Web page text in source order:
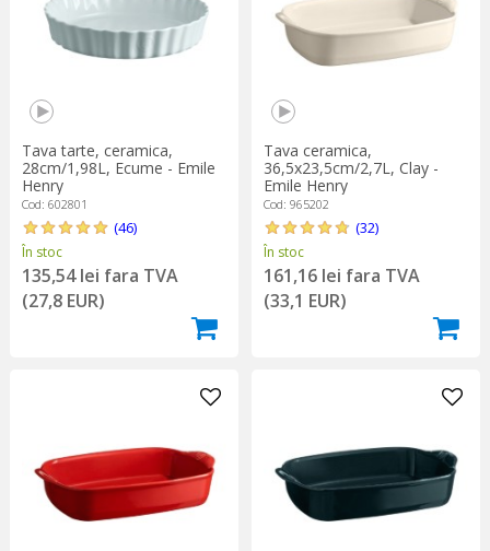
Tava tarte, ceramica,
28cm/1,98L, Ecume - Emile
Henry
Cod: 602801
(46)
În stoc
135,54 lei fara TVA
(27,8 EUR)
Tava ceramica,
36,5x23,5cm/2,7L, Clay -
Emile Henry
Cod: 965202
(32)
În stoc
161,16 lei fara TVA
(33,1 EUR)